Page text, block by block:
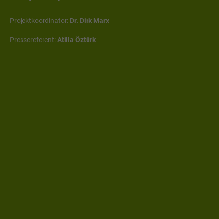
Projektkoordinator: Dr. Dirk Marx
Pressereferent:Atilla Öztürk